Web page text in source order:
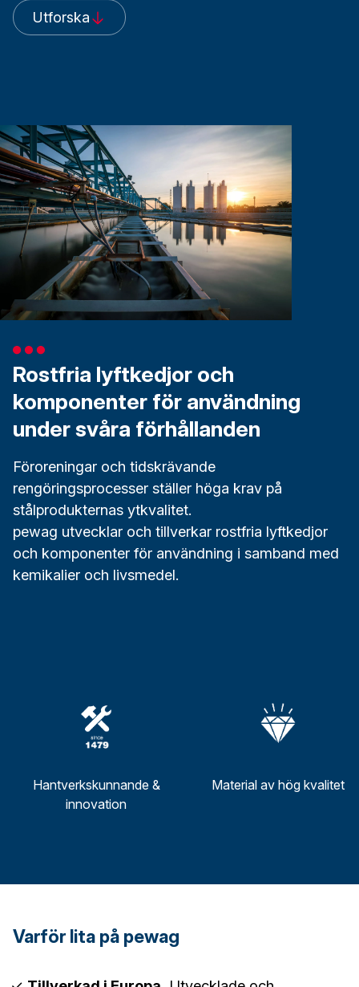
Utforska
Rostfria lyftkedjor och
komponenter för användning
under svåra förhållanden
Föroreningar och tidskrävande
rengöringsprocesser ställer höga krav på
stålprodukternas ytkvalitet.
pewag utvecklar och tillverkar rostfria lyftkedjor
och komponenter för användning i samband med
kemikalier och livsmedel.
Hantverkskunnande &
innovation
Material av hög kvalitet
Varför lita på pewag